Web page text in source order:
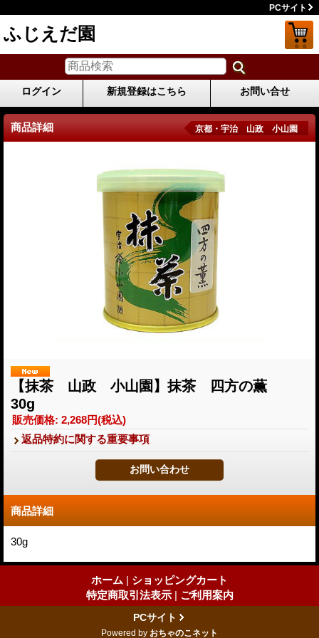
PCサイト
ふじえだ園
ログイン 新規登録はこちら お問い合せ
商品詳細 京都・宇治 山政 小山園
【抹茶 山政 小山園】抹茶 四方の薫
30g
販売価格: 2,268円(税込)
返品特約に関する重要事項
商品詳細
30g
ホーム | ショッピングカート
特定商取引法表示 | ご利用案内
PCサイト
Powered by おちゃのこネット